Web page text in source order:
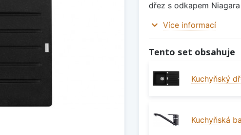
dřez s odkapem
expand_more Více informací
Tento set obsahuje
Kuchyňský
Kuchyňská